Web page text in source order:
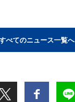
べてのニュース一覧へ